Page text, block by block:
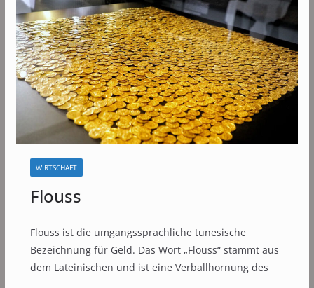
WIRTSCHAFT
Flouss
Flouss ist die umgangssprachliche tunesische
Bezeichnung für Geld. Das Wort „Flouss“ stammt aus
dem Lateinischen und ist eine Verballhornung des